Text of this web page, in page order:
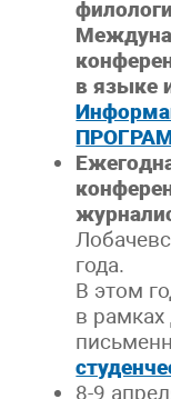
в языке
года.
В этом
в
8-9